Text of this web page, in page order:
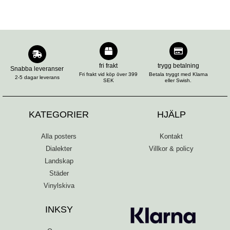
Snabba leveranser
2-5 dagar leverans
fri frakt
Fri frakt vid köp över 399
SEK
trygg betalning
Betala tryggt med Klarna
eller Swish.
KATEGORIER
Alla posters
Dialekter
Landskap
Städer
Vinylskiva
HJÄLP
Kontakt
Villkor & policy
INKSY